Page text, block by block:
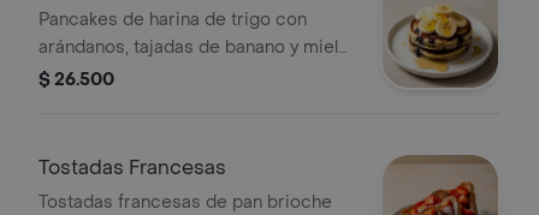
Pancakes de harina de trigo con
arándanos, tajadas de banano y miel
de maple.
$ 26.500
Tostadas Francesas
Tostadas francesas de pan brioche